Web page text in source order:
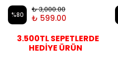
%80
₺ 3,000.00
₺ 599.00
3.500TL SEPETLERDE
HEDİYE ÜRÜN